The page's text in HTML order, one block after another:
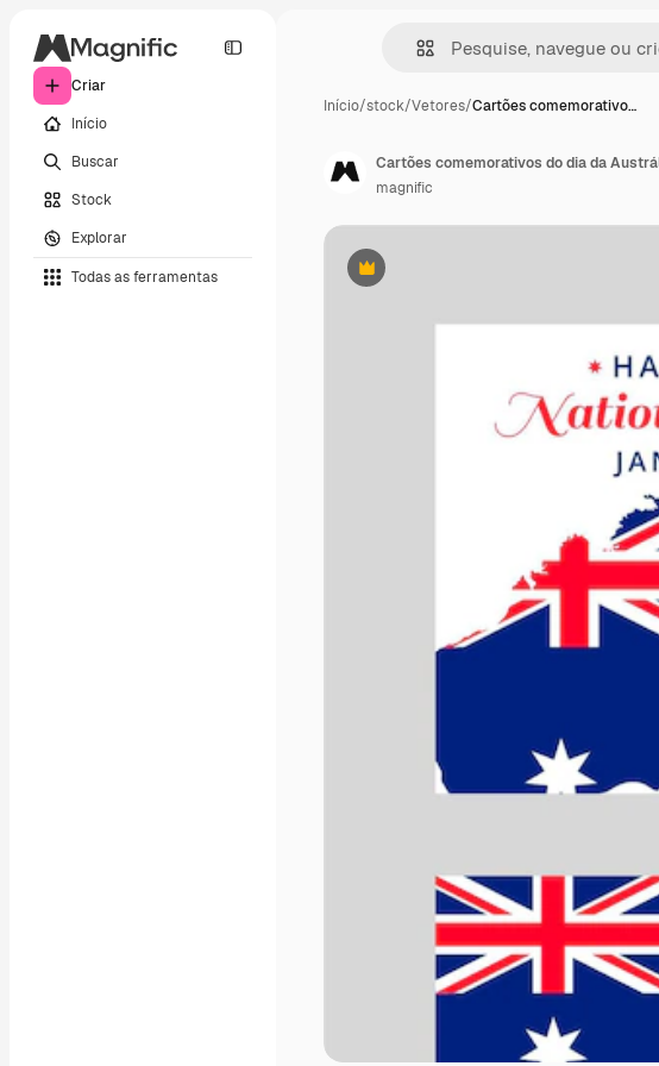
Criar
Início
Buscar
Stock
Explorar
Todas as ferramentas
Início/stock/Vetores/Cartões comemorativo…
Premium
Cartões comemorativos do dia da
magnific